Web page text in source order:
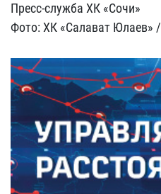
Пресс-служба ХК «Сочи»
Фото: ХК «Салават Юлаев» /